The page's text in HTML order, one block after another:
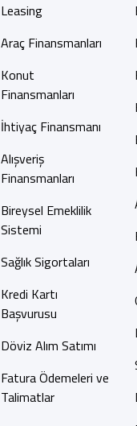
Leasing
Araç Finansmanları
Konut
Finansmanları
İhtiyaç Finansmanı
Alışveriş
Finansmanları
Bireysel Emeklilik
Sistemi
Sağlık Sigortaları
Kredi Kartı
Başvurusu
Döviz Alım Satımı
Fatura Ödemeleri ve
Talimatlar